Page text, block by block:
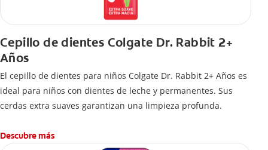
Cepillo de dientes Colgate Dr. Rabbit 2+
Años
El cepillo de dientes para niños Colgate Dr. Rabbit 2+ Años es
ideal para niños con dientes de leche y permanentes. Sus
cerdas extra suaves garantizan una limpieza profunda.
Descubre más